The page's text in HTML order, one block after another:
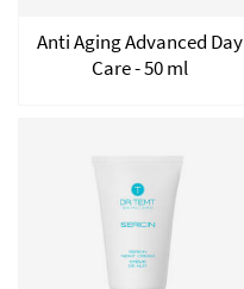
Anti Aging Advanced Day
Care - 50 ml